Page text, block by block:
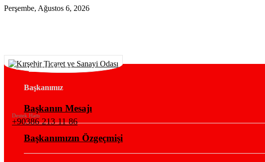
Perşembe, Ağustos 6, 2026
Destek Hattı
+90386 213 11 86
KURUMSAL
Başkanımız
Başkanın Mesajı
Başkanımızın Özgeçmişi